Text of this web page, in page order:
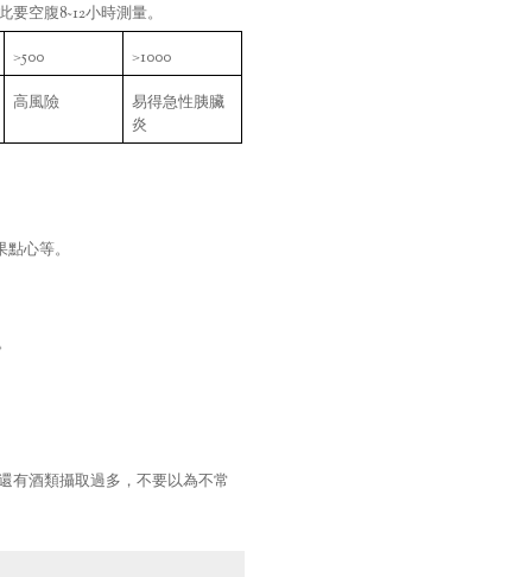
要空腹8~12小時測量。
>500 >1000
高風險
易得急性胰臟
炎
心等。
有酒類攝取過多，不要以為不常